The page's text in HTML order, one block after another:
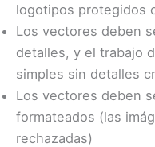
logotipos protegidos
Los vectores deben
detalles, y el trabajo
simples sin detalles
Los vectores deben
formateados (las
rechazadas)